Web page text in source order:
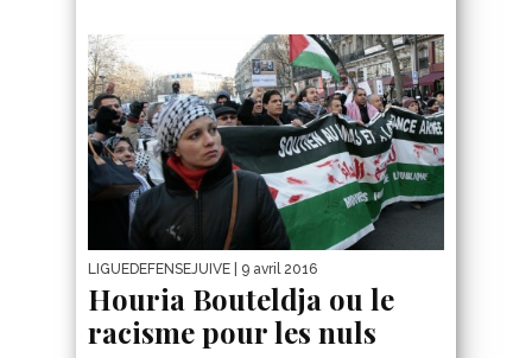
LIGUEDEFENSEJUIVE | 9 avril 2016
Houria Bouteldja ou le
racisme pour les nuls